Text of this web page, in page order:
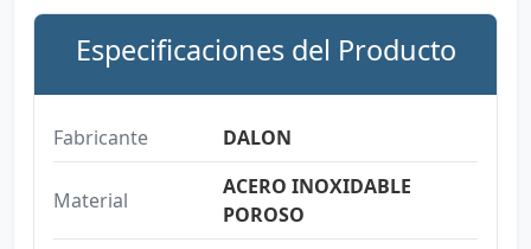
Especificaciones del Producto
Fabricante DALON
Material
ACERO INOXIDABLE
POROSO